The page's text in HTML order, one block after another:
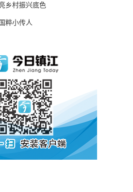
乡村振兴底色
粹小传人